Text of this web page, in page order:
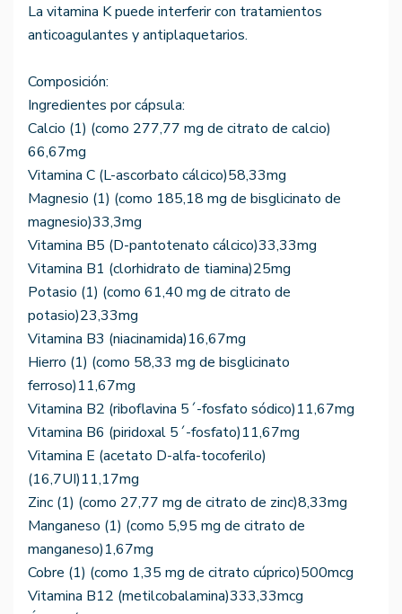
La vitamina K puede interferir con tratamientos
anticoagulantes y antiplaquetarios.
Composición:
Ingredientes por cápsula:
Calcio (1) (como 277,77 mg de citrato de calcio)
66,67mg
Vitamina C (L-ascorbato cálcico)58,33mg
Magnesio (1) (como 185,18 mg de bisglicinato de
magnesio)33,3mg
Vitamina B5 (D-pantotenato cálcico)33,33mg
Vitamina B1 (clorhidrato de tiamina)25mg
Potasio (1) (como 61,40 mg de citrato de
potasio)23,33mg
Vitamina B3 (niacinamida)16,67mg
Hierro (1) (como 58,33 mg de bisglicinato
ferroso)11,67mg
Vitamina B2 (riboflavina 5´-fosfato sódico)11,67mg
Vitamina B6 (piridoxal 5´-fosfato)11,67mg
Vitamina E (acetato D-alfa-tocoferilo)
(16,7UI)11,17mg
Zinc (1) (como 27,77 mg de citrato de zinc)8,33mg
Manganeso (1) (como 5,95 mg de citrato de
manganeso)1,67mg
Cobre (1) (como 1,35 mg de citrato cúprico)500mcg
Vitamina B12 (metilcobalamina)333,33mcg